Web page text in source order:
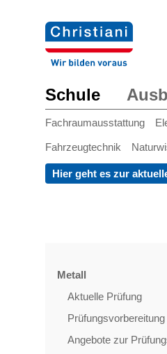
Schule
Fachraumausstattung
Fahrzeugtechnik
Hier geht es zur
Metall
Aktuelle Prüfung
Prüfungsvorbereitung
Angebote zur